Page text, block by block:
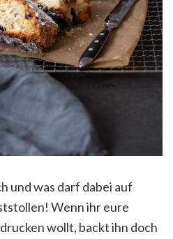
und was darf dabei auf
Wenn ihr eure
wollt, backt ihn doch